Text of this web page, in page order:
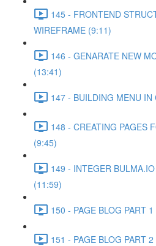
145 - FRONTEND
WIREFRAME (9:11)
146 - GENARATE NEW
(13:41)
147 - BUILDING MENU IN
148 - CREATING PAGES
(9:45)
149 - INTEGER
(11:59)
150 - PAGE BLOG PART
151 - PAGE BLOG PART